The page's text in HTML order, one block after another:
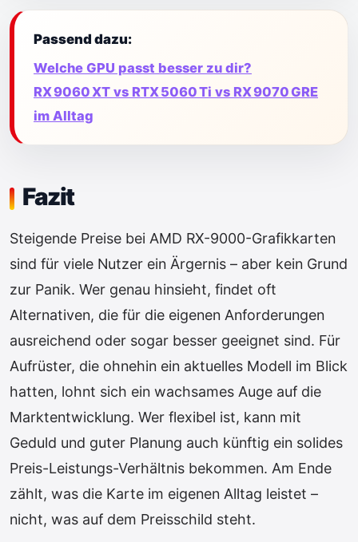
Passend dazu:
Welche GPU passt besser zu dir?
RX 9060 XT vs RTX 5060 Ti vs RX 9070 GRE
im Alltag
Fazit
Steigende Preise bei AMD RX-9000-Grafikkarten
sind für viele Nutzer ein Ärgernis – aber kein Grund
zur Panik. Wer genau hinsieht, findet oft
Alternativen, die für die eigenen Anforderungen
ausreichend oder sogar besser geeignet sind. Für
Aufrüster, die ohnehin ein aktuelles Modell im Blick
hatten, lohnt sich ein wachsames Auge auf die
Marktentwicklung. Wer flexibel ist, kann mit
Geduld und guter Planung auch künftig ein solides
Preis-Leistungs-Verhältnis bekommen. Am Ende
zählt, was die Karte im eigenen Alltag leistet –
nicht, was auf dem Preisschild steht.